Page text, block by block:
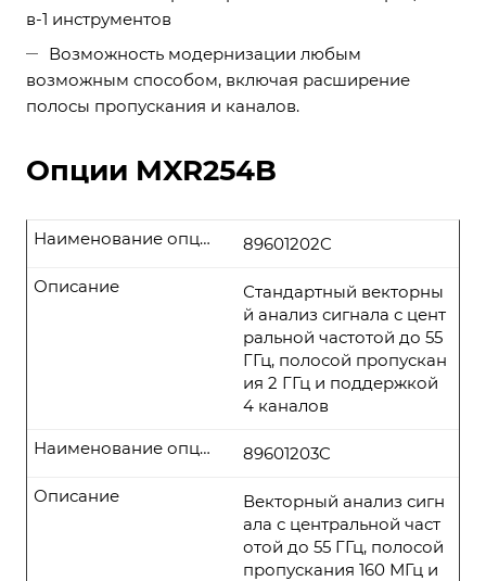
в-1 инструментов
Возможность модернизации любым
возможным способом, включая расширение
полосы пропускания и каналов.
Опции MXR254B
89601202C
Наименование опции
Стандартный векторны
й анализ сигнала с цент
ральной частотой до 55
ГГц, полосой пропускан
ия 2 ГГц и поддержкой
4 каналов
Описание
89601203C
Наименование опции
Векторный анализ сигн
ала с центральной част
отой до 55 ГГц, полосой
пропускания 160 МГц и
Описание